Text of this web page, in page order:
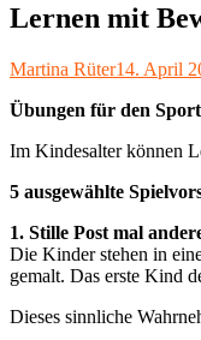
Lernen mit
Autor
Martina Rüter14. April
Übungen für den
Im Kindesalter können
5 ausgewählte
1. Stille Post mal
Die Kinder stehen in
gemalt. Das erste Kind
Dieses sinnliche